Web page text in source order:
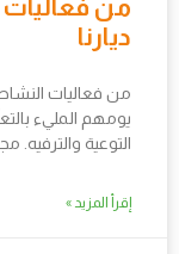
من
ديارنا
من فعاليات
يومهم المليء
التوعية
إقرأ المزيد »